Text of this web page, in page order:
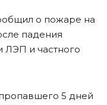
о пожаре на
падения
и частного
5 дней